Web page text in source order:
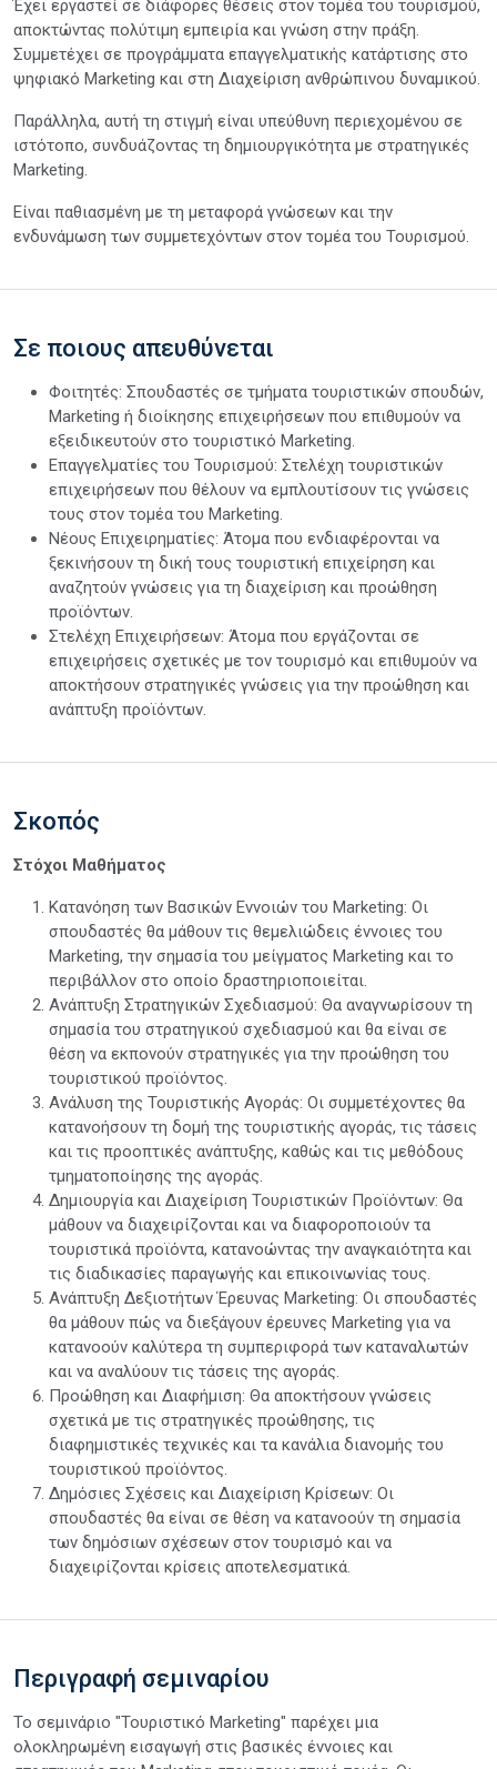
Έχει εργαστεί σε διάφορες θέσεις στον τομέα του τουρισμού,
αποκτώντας πολύτιμη εμπειρία και γνώση στην πράξη.
Συμμετέχει σε προγράμματα επαγγελματικής κατάρτισης στο
ψηφιακό Marketing και στη Διαχείριση ανθρώπινου δυναμικού.
Παράλληλα, αυτή τη στιγμή είναι υπεύθυνη περιεχομένου σε
ιστότοπο, συνδυάζοντας τη δημιουργικότητα με στρατηγικές
Marketing.
Είναι παθιασμένη με τη μεταφορά γνώσεων και την
ενδυνάμωση των συμμετεχόντων στον τομέα του Τουρισμού.
Σε ποιους απευθύνεται
Φοιτητές: Σπουδαστές σε τμήματα τουριστικών σπουδών,
Marketing ή διοίκησης επιχειρήσεων που επιθυμούν να
εξειδικευτούν στο τουριστικό Marketing.
Επαγγελματίες του Τουρισμού: Στελέχη τουριστικών
επιχειρήσεων που θέλουν να εμπλουτίσουν τις γνώσεις
τους στον τομέα του Marketing.
Νέους Επιχειρηματίες: Άτομα που ενδιαφέρονται να
ξεκινήσουν τη δική τους τουριστική επιχείρηση και
αναζητούν γνώσεις για τη διαχείριση και προώθηση
προϊόντων.
Στελέχη Επιχειρήσεων: Άτομα που εργάζονται σε
επιχειρήσεις σχετικές με τον τουρισμό και επιθυμούν να
αποκτήσουν στρατηγικές γνώσεις για την προώθηση και
ανάπτυξη προϊόντων.
Σκοπός
Στόχοι Μαθήματος
Κατανόηση των Βασικών Εννοιών του Marketing: Οι
σπουδαστές θα μάθουν τις θεμελιώδεις έννοιες του
Marketing, την σημασία του μείγματος Marketing και το
περιβάλλον στο οποίο δραστηριοποιείται.
Ανάπτυξη Στρατηγικών Σχεδιασμού: Θα αναγνωρίσουν τη
σημασία του στρατηγικού σχεδιασμού και θα είναι σε
θέση να εκπονούν στρατηγικές για την προώθηση του
τουριστικού προϊόντος.
Ανάλυση της Τουριστικής Αγοράς: Οι συμμετέχοντες θα
κατανοήσουν τη δομή της τουριστικής αγοράς, τις τάσεις
και τις προοπτικές ανάπτυξης, καθώς και τις μεθόδους
τμηματοποίησης της αγοράς.
Δημιουργία και Διαχείριση Τουριστικών Προϊόντων: Θα
μάθουν να διαχειρίζονται και να διαφοροποιούν τα
τουριστικά προϊόντα, κατανοώντας την αναγκαιότητα και
τις διαδικασίες παραγωγής και επικοινωνίας τους.
Ανάπτυξη Δεξιοτήτων Έρευνας Marketing: Οι σπουδαστές
θα μάθουν πώς να διεξάγουν έρευνες Marketing για να
κατανοούν καλύτερα τη συμπεριφορά των καταναλωτών
και να αναλύουν τις τάσεις της αγοράς.
Προώθηση και Διαφήμιση: Θα αποκτήσουν γνώσεις
σχετικά με τις στρατηγικές προώθησης, τις
διαφημιστικές τεχνικές και τα κανάλια διανομής του
τουριστικού προϊόντος.
Δημόσιες Σχέσεις και Διαχείριση Κρίσεων: Οι
σπουδαστές θα είναι σε θέση να κατανοούν τη σημασία
των δημόσιων σχέσεων στον τουρισμό και να
διαχειρίζονται κρίσεις αποτελεσματικά.
Περιγραφή σεμιναρίου
Το σεμινάριο "Τουριστικό Marketing" παρέχει μια
ολοκληρωμένη εισαγωγή στις βασικές έννοιες και